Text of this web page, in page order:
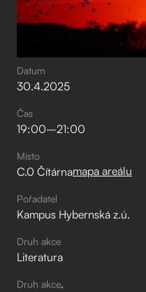
Datum
30.4.2025
Čas
19:00–⁠21:00
Místo
C.0 Čítárnamapa areálu
Pořadatel
Kampus Hybernská z.ú.
Druh akce
Literatura
Druh akce